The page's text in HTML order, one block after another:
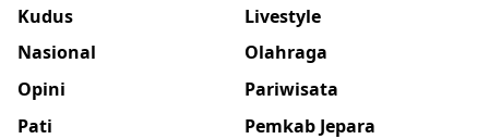
Kudus
Livestyle
Nasional
Olahraga
Opini
Pariwisata
Pati
Pemkab Jepara